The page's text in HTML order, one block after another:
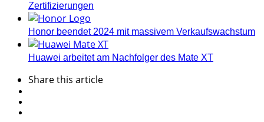
Zertifizierungen
Honor beendet 2024 mit massivem Verkaufswachstum
Huawei arbeitet am Nachfolger des Mate XT
Sharethis article